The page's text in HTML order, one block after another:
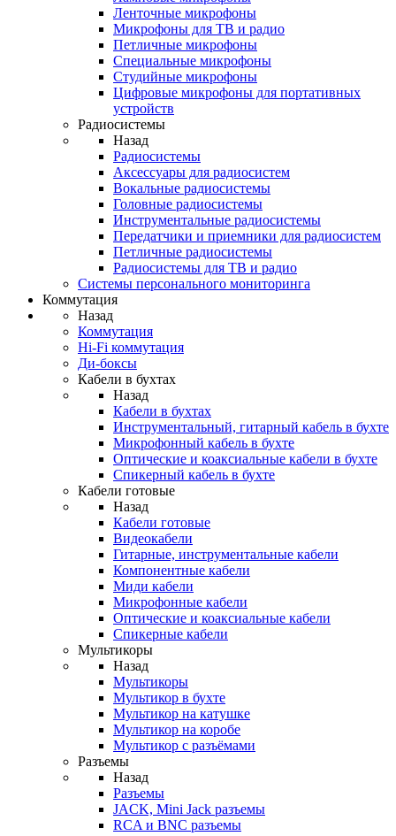
Ленточные микрофоны
Микрофоны для ТВ и радио
Петличные микрофоны
Специальные микрофоны
Студийные микрофоны
Цифровые микрофоны для портативных
устройств
Радиосистемы
Назад
Радиосистемы
Аксессуары для радиосистем
Вокальные радиосистемы
Головные радиосистемы
Инструментальные радиосистемы
Передатчики и приемники для радиосистем
Петличные радиосистемы
Радиосистемы для ТВ и радио
Системы персонального мониторинга
Коммутация
Назад
Коммутация
Hi-Fi коммутация
Ди-боксы
Кабели в бухтах
Назад
Кабели в бухтах
Инструментальный, гитарный кабель в бухте
Микрофонный кабель в бухте
Оптические и коаксиальные кабели в бухте
Спикерный кабель в бухте
Кабели готовые
Назад
Кабели готовые
Видеокабели
Гитарные, инструментальные кабели
Компонентные кабели
Миди кабели
Микрофонные кабели
Оптические и коаксиальные кабели
Спикерные кабели
Мультикоры
Назад
Мультикоры
Мультикор в бухте
Мультикор на катушке
Мультикор на коробе
Мультикор с разъёмами
Разъемы
Назад
Разъемы
JACK, Mini Jack разъемы
RCA и BNC разъемы